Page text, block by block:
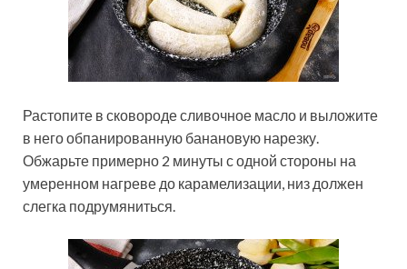
Растопите в сковороде сливочное масло и выложите
в него обпанированную банановую нарезку.
Обжарьте примерно 2 минуты с одной стороны на
умеренном нагреве до карамелизации, низ должен
слегка подрумяниться.